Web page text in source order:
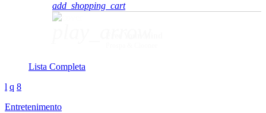
add_shopping_cart
Lista Completa
Entretenimento